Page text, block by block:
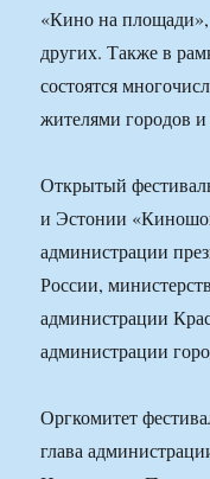
«Кино на
других. Также в
состоятся
жителями городов и
Открытый
и Эстонии
администрации
России,
администрации
администрации
Оргкомитет
глава